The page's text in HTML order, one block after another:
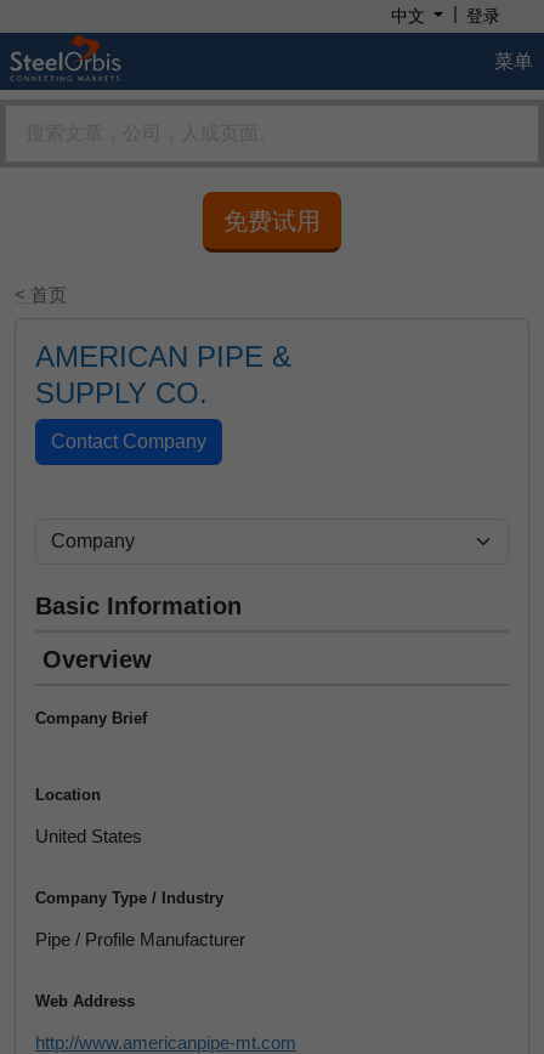
中文 | 登录
菜单
免费试用
< 首页
AMERICAN PIPE &
SUPPLY CO.
Basic Information
Overview
Company Brief
Location
United States
Company Type / Industry
Pipe / Profile Manufacturer
Web Address
http://www.americanpipe-mt.com